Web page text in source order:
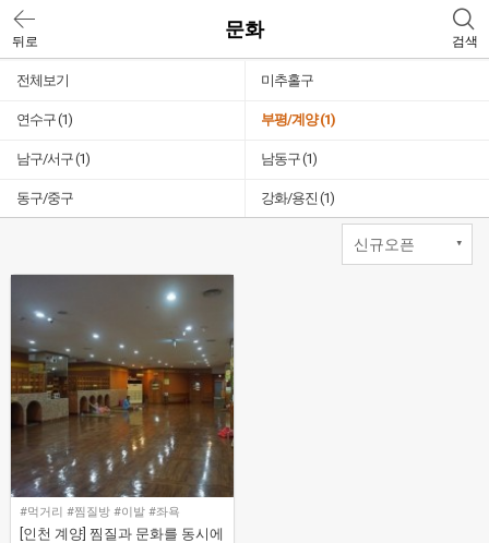
뒤로
문화
검색
전체보기 미추홀구
연수구(1) 부평/계양(1)
남구/서구(1) 남동구(1)
동구/중구 강화/용진 (1)
#먹거리 #찜질방 #이발 #좌욕
[인천 계양] 찜질과 문화를 동시에